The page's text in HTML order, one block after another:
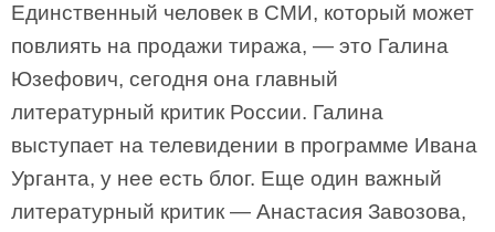
Единственный человек в СМИ, который может
повлиять на продажи тиража, — это Галина
Юзефович, сегодня она главный
литературный критик России. Галина
выступает на телевидении в программе Ивана
Урганта, у нее есть блог. Еще один важный
литературный критик — Анастасия Завозова,